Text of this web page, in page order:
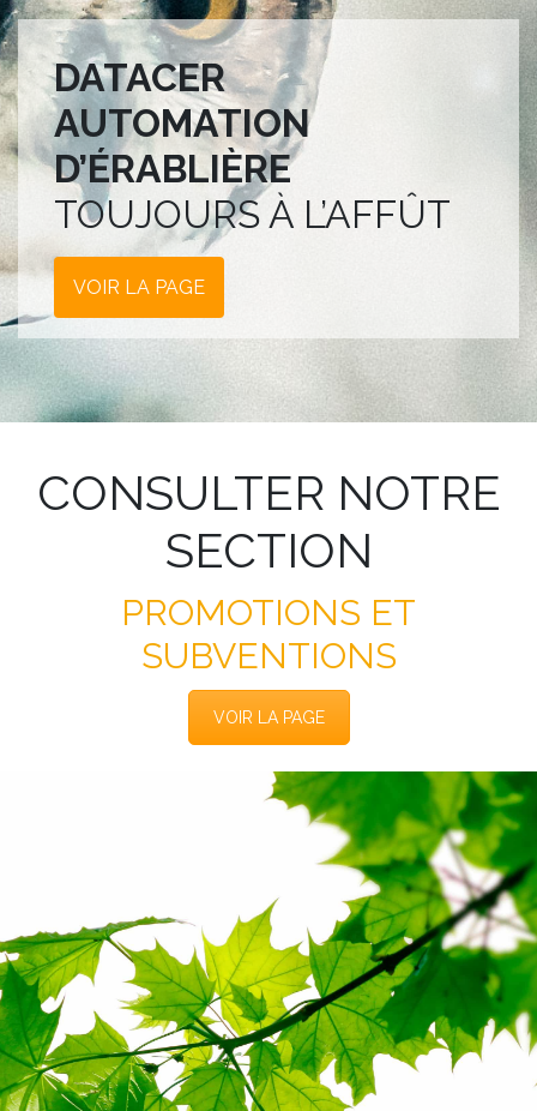
DATACER
AUTOMATION
D’ÉRABLIÈRE
TOUJOURS À L’AFFÛT
VOIR LA PAGE
CONSULTER NOTRE
SECTION
PROMOTIONS ET
SUBVENTIONS
VOIR LA PAGE